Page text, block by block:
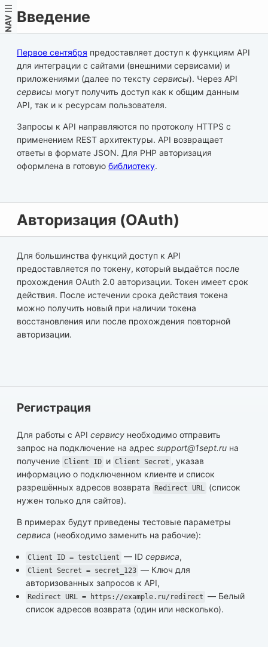
NAV Введение
Первое сентября предоставляет доступ к функциям API
для интеграции с сайтами (внешними сервисами) и
приложениями (далее по тексту сервисы). Через API
сервисы могут получить доступ как к общим данным
API, так и к ресурсам пользователя.
Запросы к API направляются по протоколу HTTPS с
применением REST архитектуры. API возвращает
ответы в формате JSON. Для PHP авторизация
оформлена в готовую библиотеку.
Авторизация (OAuth)
Для большинства функций доступ к API
предоставляется по токену, который выдаётся после
прохождения OAuth 2.0 авторизации. Токен имеет срок
действия. После истечении срока действия токена
можно получить новый при наличии токена
восстановления или после прохождения повторной
авторизации.
Регистрация
Для работы с API сервису необходимо отправить
запрос на подключение на адрес support@1sept.ru на
получение Client ID и Client Secret , указав
информацию о подключенном клиенте и список
разрешённых адресов возврата Redirect URL
(список
нужен только для сайтов).
В примерах будут приведены тестовые параметры
сервиса (необходимо заменить на рабочие):
Client ID = testclient — ID сервиса,
Client Secret = secret_123 — Ключ для
авторизованных запросов к API,
Redirect URL = https://example.ru/redirect — Белый
список адресов возврата (один или несколько).